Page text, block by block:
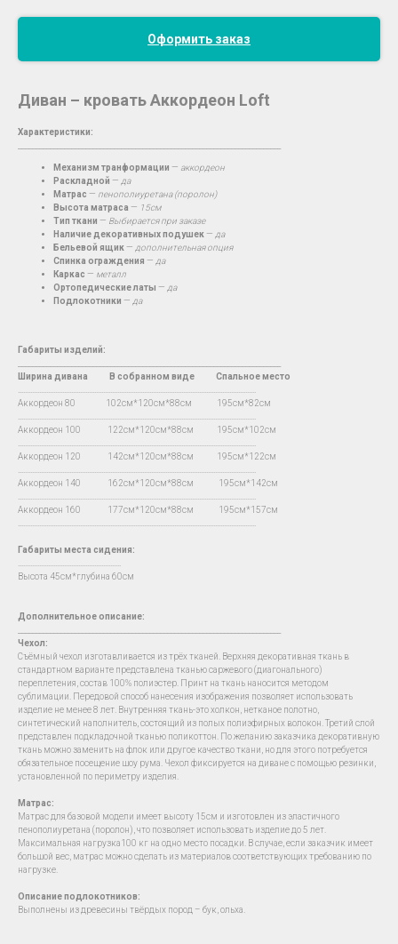
Оформить заказ
Диван – кровать Аккордеон Loft
Характеристики:
Механизм транформации — аккордеон
Раскладной — да
Матрас — пенополиуретана (поролон)
Высота матраса — 15см
Тип ткани — Выбирается при заказе
Наличие декоративных подушек — да
Бельевой ящик — дополнительная опция
Спинка ограждения — да
Каркас — металл
Ортопедические латы — да
Подлокотники — да
Габариты изделий:
Ширина дивана
В собранном виде Спальное место
Аккордеон 80 102см*120см*88см 195см*82см
Аккордеон 100 122см*120см*88см 195см*102см
Аккордеон 120 142см*120см*88см 195см*122см
Аккордеон 140 162см*120см*88см 195см*142см
Аккордеон 160 177см*120см*88см 195см*157см
Габариты места сидения:
Высота 45см*глубина 60см
Дополнительное описание:
Чехол:
Съёмный чехол изготавливается из трёх тканей. Верхняя декоративная ткань в
стандартном варианте представлена тканью саржевого (диагонального)
переплетения, состав 100% полиэстер. Принт на ткань наносится методом
сублимации. Передовой способ нанесения изображения позволяет использовать
изделие не менее 8 лет. Внутренняя ткань-это холкон, нетканое полотно,
синтетический наполнитель, состоящий из полых полиэфирных волокон. Третий слой
представлен подкладочной тканью поликоттон. По желанию заказчика декоративную
ткань можно заменить на флок или другое качество ткани, но для этого потребуется
обязательное посещение шоу рума. Чехол фиксируется на диване с помощью резинки,
установленной по периметру изделия.
Матрас:
Матрас для базовой модели имеет высоту 15см и изготовлен из эластичного
пенополиуретана (поролон), что позволяет использовать изделие до 5 лет.
Максимальная нагрузка100 кг на одно место посадки. В случае, если заказчик имеет
большой вес, матрас можно сделать из материалов соответствующих требованию по
нагрузке.
Описание подлокотников:
Выполнены из древесины твёрдых пород – бук, ольха.